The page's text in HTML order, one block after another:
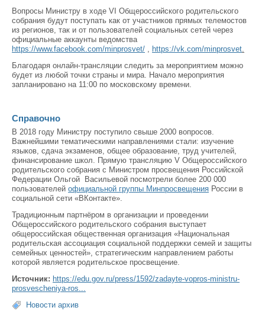
Вопросы Министру в ходе VI Общероссийского родительского
собрания будут поступать как от участников прямых телемостов
из регионов, так и от пользователей социальных сетей через
официальные аккаунты ведомства
https://www.facebook.com/minprosvet/ , https://vk.com/minprosvet.
Благодаря онлайн-трансляции следить за мероприятием можно
будет из любой точки страны и мира. Начало мероприятия
запланировано на 11:00 по московскому времени.
Справочно
В 2018 году Министру поступило свыше 2000 вопросов.
Важнейшими тематическими направлениями стали: изучение
языков, сдача экзаменов, общее образование, труд учителей,
финансирование школ. Прямую трансляцию V Общероссийского
родительского собрания с Министром просвещения Российской
Федерации Ольгой Васильевой посмотрели более 200 000
пользователей официальной группы Минпросвещения России в
социальной сети «ВКонтакте».
Традиционным партнёром в организации и проведении
Общероссийского родительского собрания выступает
общероссийская общественная организация «Национальная
родительская ассоциация социальной поддержки семей и защиты
семейных ценностей», стратегическим направлением работы
которой является родительское просвещение.
Источник: https://edu.gov.ru/press/1592/zadayte-vopros-ministru-
prosvescheniya-ros...
Новости архив